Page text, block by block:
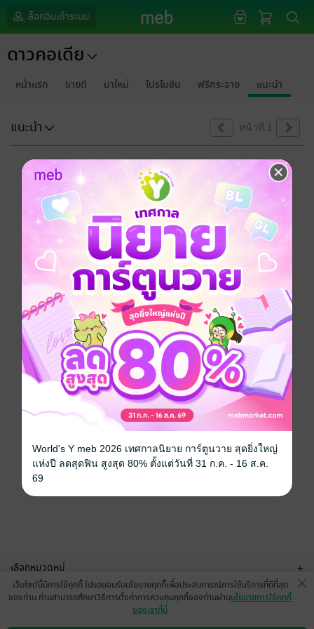
ล็อกอินเข้าระบบ
ดาวคอเดีย
หน้าแรก ขายดี มาใหม่ โปรโมชัน ฟรีกระจาย แนะนำ
แนะนำ หน้าที่ 1
ขออภัยด้วยนะคะ
ไม่พบข้อมูลในหัวข้อที่คุณกำลังชมค่ะ
เลือกหมวดหมู่ +
บริการช่วยเหลือ
เว็บไซต์นี้มีการใช้คุกกี้ โปรดยอมรับนโยบายคุกกี้เพื่อประสบการณ์การใช้บริการที่ดีที่สุด
ของท่าน ท่านสามารถศึกษาวิธีการตั้งค่าการควบคุมคุกกี้ของท่านผ่านนโยบายการใช้คุกกี้
ของเราที่นี่
World's Y meb 2026 เทศกาลนิยาย การ์ตูนวาย สุดยิ่งใหญ่
แห่งปี ลดสุดฟิน สูงสุด 80% ตั้งแต่วันที่ 31 ก.ค. - 16 ส.ค.
69